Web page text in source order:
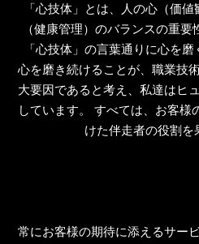
「心技体」とは、人の心（価
（健康管理）のバランスの重要
「心技体」の言葉通りに心を
心を磨き続けることが、職業技
大要因であると考え、私達はヒ
しています。
すべては、お客様
けた伴走者の役割を
常にお客様の期待に添えるサー